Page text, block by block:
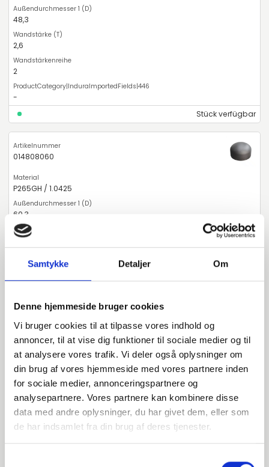
Samtykke Detaljer Om
Denne hjemmeside bruger cookies
Vi bruger cookies til at tilpasse vores indhold og
annoncer, til at vise dig funktioner til sociale medier og til
at analysere vores trafik. Vi deler også oplysninger om
din brug af vores hjemmeside med vores partnere inden
for sociale medier, annonceringspartnere og
analysepartnere. Vores partnere kan kombinere disse
data med andre oplysninger, du har givet dem, eller som
de har indsamlet fra din brug af deres tjenester.
48,3
2,6
2
-
Stück verfügbar
014808060
P265GH / 1.0425
60,3
2,9
014808076
P265GH / 1.0425
76,1